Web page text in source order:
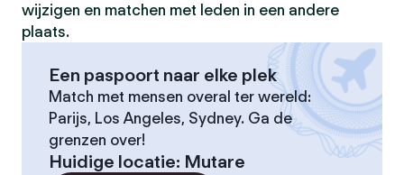
wijzigen en matchen met leden in een andere
plaats.
Een paspoort naar elke plek
Match met mensen overal ter wereld:
Parijs, Los Angeles, Sydney. Ga de
grenzen over!
Huidige locatie: Mutare